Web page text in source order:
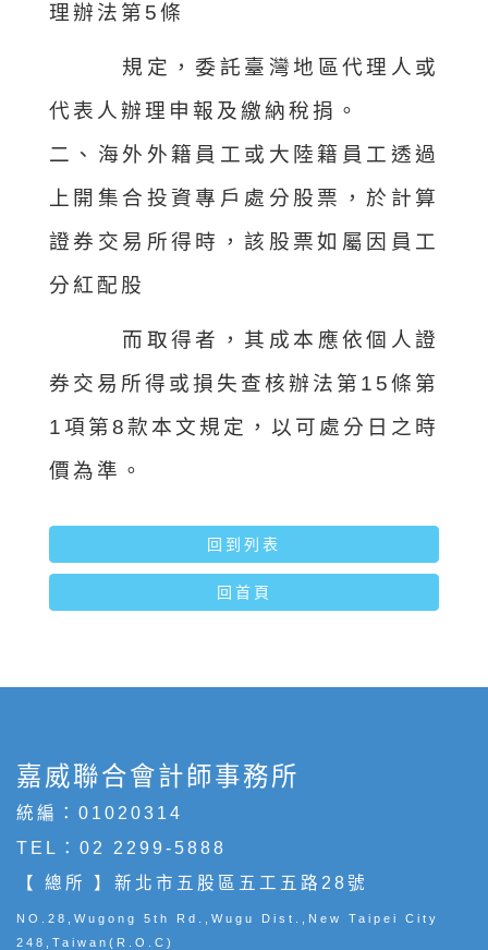
理辦法第5條
規定，委託臺灣地區代理人或
代表人辦理申報及繳納稅捐。
二、海外外籍員工或大陸籍員工透過
上開集合投資專戶處分股票，於計算
證券交易所得時，該股票如屬因員工
分紅配股
而取得者，其成本應依個人證
券交易所得或損失查核辦法第15條第
1項第8款本文規定，以可處分日之時
價為準。
回到列表
回首頁
嘉威聯合會計師事務所
統編：01020314
TEL： 02 2299-5888
【 總所 】新北市五股區五工五路28號
NO.28,Wugong 5th Rd.,Wugu Dist.,New Taipei City
248,Taiwan(R.O.C)